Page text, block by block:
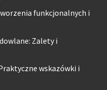
funkcjonalnych i
Zalety i
wskazówki i